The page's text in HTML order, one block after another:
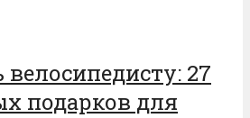
27
подарков для